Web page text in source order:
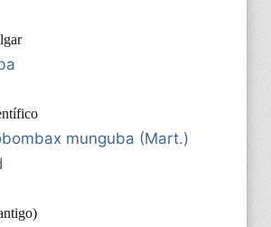
munguba (Mart.)